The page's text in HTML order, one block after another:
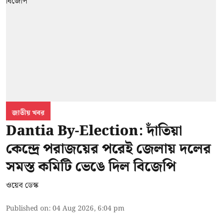
জাতীয় খবর
Dantia By-Election: দাঁতিয়া
কেন্দ্রে পরাজয়ের পরেই জেলায় দলের
সমস্ত কমিটি ভেঙে দিল বিজেপি
ওয়েব ডেস্ক
Published on:04 Aug 2026, 6:04 pm